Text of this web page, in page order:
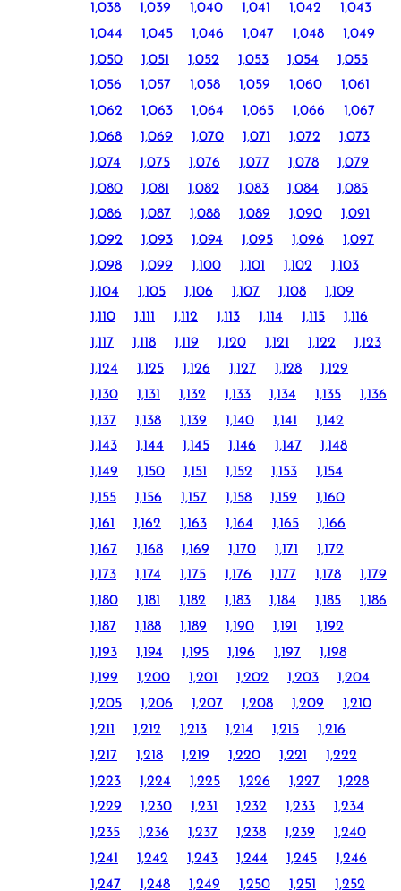
1,038
1,039 1,040 1,041 1,042
1,043
1,044
1,045 1,046 1,047 1,048
1,049
1,050
1,051 1,052 1,053 1,054
1,055
1,056
1,057 1,058 1,059 1,060
1,061
1,062
1,063 1,064 1,065 1,066
1,067
1,068
1,069 1,070 1,071 1,072
1,073
1,074
1,075 1,076 1,077 1,078
1,079
1,080
1,081 1,082 1,083 1,084
1,085
1,086
1,087 1,088 1,089 1,090
1,091
1,092
1,093 1,094 1,095 1,096
1,097
1,098
1,099 1,100 1,101 1,102
1,103
1,104
1,105 1,106 1,107 1,108
1,109
1,110
1,111 1,112 1,113 1,114 1,115
1,116
1,117
1,118 1,119 1,120 1,121 1,122
1,123
1,124
1,125 1,126 1,127 1,128
1,129
1,130
1,131 1,132 1,133 1,134 1,135
1,136
1,137
1,138 1,139 1,140 1,141
1,142
1,143
1,144 1,145 1,146 1,147
1,148
1,149
1,150 1,151 1,152 1,153
1,154
1,155
1,156 1,157 1,158 1,159
1,160
1,161
1,162 1,163 1,164 1,165
1,166
1,167
1,168 1,169 1,170 1,171
1,172
1,173
1,174 1,175 1,176 1,177 1,178
1,179
1,180
1,181 1,182 1,183 1,184 1,185
1,186
1,187
1,188 1,189 1,190 1,191
1,192
1,193
1,194 1,195 1,196 1,197
1,198
1,199
1,200 1,201 1,202 1,203
1,204
1,205
1,206 1,207 1,208 1,209
1,210
1,211
1,212 1,213 1,214 1,215
1,216
1,217
1,218 1,219 1,220 1,221
1,222
1,223
1,224 1,225 1,226 1,227
1,228
1,229
1,230 1,231 1,232 1,233
1,234
1,235
1,236 1,237 1,238 1,239
1,240
1,241
1,242 1,243 1,244 1,245
1,246
1,247
1,248 1,249 1,250 1,251 1,252